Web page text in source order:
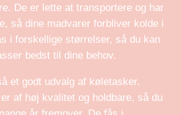
De er lette at transportere og har
så dine madvarer forbliver kolde i
i forskellige størrelser, så du kan
bedst til dine behov.
et godt udvalg af køletasker.
af høj kvalitet og holdbare, så du